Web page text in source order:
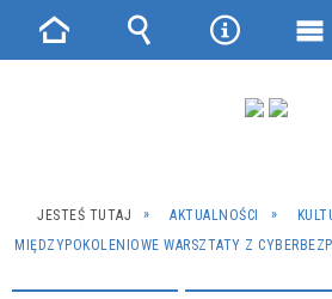
JESTEŚ TUTAJ AKTUALNOŚCI
MIĘDZYPOKOLENIOWE WARSZTATY Z
Strona Wyszukiwarka
Narzędzia